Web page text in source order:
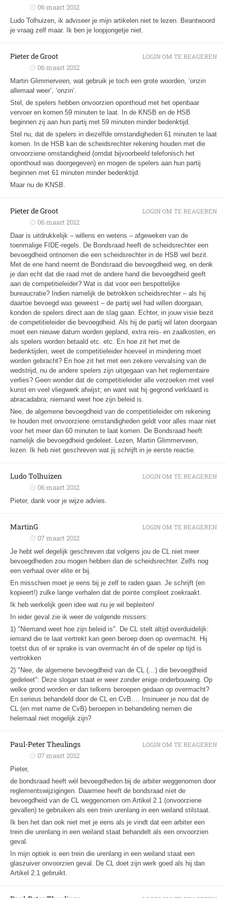
06 maart 2012
Ludo Tolhuizen, ik adviseer je mijn artikelen niet te lezen. Beantwoord
je vraag zelf maar. Ik ben je loopjongetje niet.
Pieter de Groot
06 maart 2012
Martin Glimmerveen, wat gebruik je toch een grote woorden, ‘onzin
allemaal weer’, ‘onzin’.
Stel, de spelers hebben onvoorzien oponthoud met het openbaar
vervoer en komen 59 minuten te laat. In de KNSB en de HSB
beginnen zij aan hun partij met 59 minuten minder bedenktijd.
Stel nu, dat de spelers in diezelfde omstandigheden 61 minuten te laat
komen. In de HSB kan de scheidsrechter rekening houden met die
onvoorziene omstandigheid (omdat bijvoorbeeld telefonisch het
oponthoud was doorgegeven) en mogen de spelers aan hun partij
beginnen met 61 minuten minder bedenktijd.
Maar nu de KNSB.
LOGIN OM TE REAGEREN
Pieter de Groot
06 maart 2012
Daar is uitdrukkelijk – willens en wetens – afgeweken van de
toenmalige FIDE-regels. De Bondsraad heeft de scheidsrechter een
bevoegdheid ontnomen die een scheidsrechter in de HSB wel bezit.
Met de ene hand neemt de Bondsraad die bevoegdheid weg, en denk
je dan echt dat die raad met de andere hand die bevoegdheid geeft
aan de competitieleider? Wat is dat voor een bespottelijke
bureaucratie? Indien namelijk de betrokken scheidsrechter – als hij
daartoe bevoegd was geweest – de partij wel had willen doorgaan,
konden de spelers direct aan de slag gaan. Echter, in jouw visie bezit
de competitieleider die bevoegdheid. Als hij de partij wil laten doorgaan
moet een nieuwe datum worden gepland, extra reis- en zaalkosten, en
als spelers worden betaald etc. etc. En hoe zit het met de
bedenktijden, weet de competitieleider hoeveel in mindering moet
worden gebracht? En hoe zit het met een zekere vervalsing van de
wedstrijd, nu de andere spelers zijn uitgegaan van het reglementaire
verlies? Geen wonder dat de competitieleider alle verzoeken met veel
kunst en veel vliegwerk afwijst; en want wat hij gegrond verklaard is
abracadabra; niemand weet hoe zijn beleid is.
Nee, de algemene bevoegdheid van de competitieleider om rekening
te houden met onvoorziene omstandigheden geldt voor alles maar niet
voor het meer dan 60 minuten te laat komen. De Bondsraad heeft
namelijk die bevoegdheid gedeleet. Lezen, Martin Glimmerveen,
lezen. Ik heb niet geschreven wat jij schrijft in je eerste reactie.
LOGIN OM TE REAGEREN
Ludo Tolhuizen
06 maart 2012
Pieter, dank voor je wijze advies.
LOGIN OM TE REAGEREN
MartinG
07 maart 2012
Je hebt wel degelijk geschreven dat volgens jou de CL niet meer
bevoegdheden zou mogen hebben dan de scheidsrechter. Zelfs nog
een verhaal over elite er bij.
En misschien moet je eens bij je zelf te raden gaan. Je schrijft (en
kopieert!) zulke lange verhalen dat de pointe compleet zoekraakt.
Ik heb werkelijk geen idee wat nu je wil bepleiten!
In ieder geval zie ik weer de volgende missers:
1) "Niemand weet hoe zijn beleid is". De CL stelt altijd overduidelijk:
iemand die te laat vertrekt kan geen beroep doen op overmacht. Hij
toetst dus of er sprake is van overmacht én of de speler op tijd is
vertrokken
2) "Nee, de algemene bevoegdheid van de CL (…) die bevoegdheid
gedeleet": Deze slogan staat er weer zonder enige onderbouwing. Op
welke grond worden er dan telkens beroepen gedaan op overmacht?
En serieus behandeld door de CL en CvB…. Insinueer je nou dat de
CL (en met name de CvB) beroepen in behandeling nemen die
helemaal niet mogelijk zijn?
LOGIN OM TE REAGEREN
Paul-Peter Theulings
07 maart 2012
Pieter,
de bondsraad heeft wél bevoegdheden bij de arbiter weggenomen door
reglementswijzigingen. Daarmee heeft de bondsraad níet de
bevoegdheid van de CL weggenomen om Artikel 2.1 (onvoorziene
gevallen) te gebruiken als een trein urenlang in een weiland stilstaat.
Ik ben het dan ook niet met je eens als je vindt dat een arbiter een
trein die urenlang in een weiland staat behandelt als een onvoorzien
geval.
In mijn optiek is een trein die urenlang in een weiland staat een
glaszuiver onvoorzien geval. De CL doet zijn werk goed als hij dan
Artikel 2.1 gebruikt.
LOGIN OM TE REAGEREN